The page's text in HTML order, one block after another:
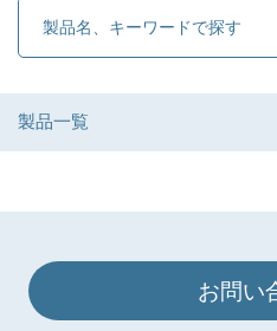
製品一覧
お問い